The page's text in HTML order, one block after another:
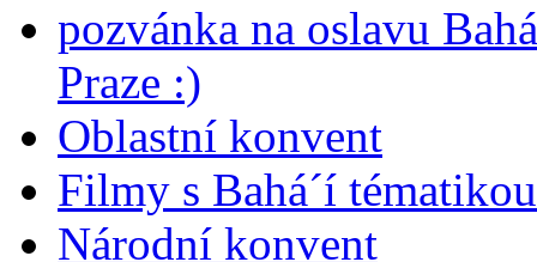
pozvánka na oslavu
Praze :)
Oblastní konvent
Filmy s Bahá´í
Národní konvent